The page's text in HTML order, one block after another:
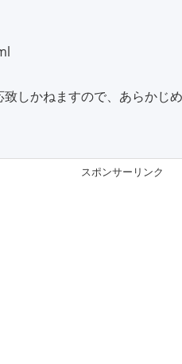
しかねますので、あらかじめ
スポンサーリンク